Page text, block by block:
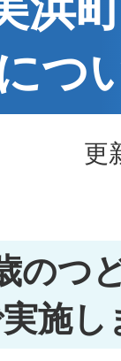
つ
更
のつ
施し